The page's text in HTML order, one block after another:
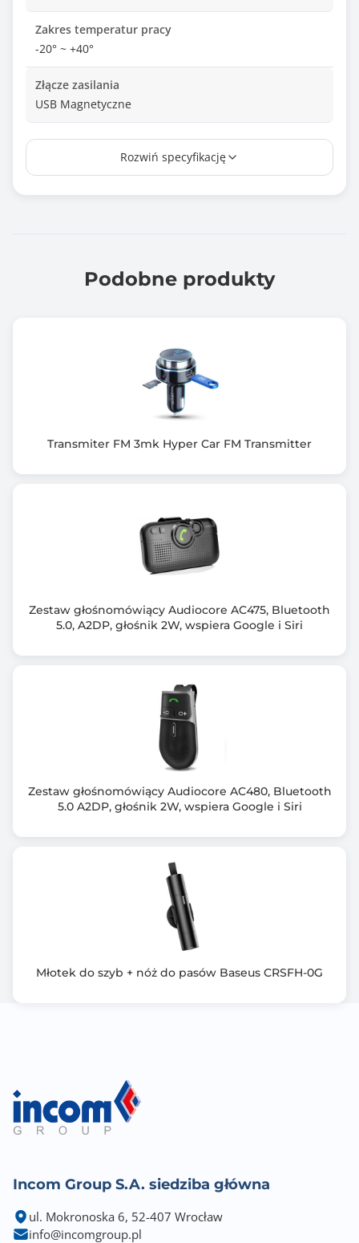
Zakres temperatur pracy
-20° ~ +40°
Złącze zasilania
USB Magnetyczne
Prąd zasilania
Bateria
Do 10h światła
Wymiary [G x S x W] (mm)
275 x 214 x 159
Waga (g)
12
7
Wyposażenie dodatkowe
Elegancki pokrowiec na kask
Magnetyczny kabel USB do ładowania
Nie
Port ładowani: magnetyczny USB
Czujnik upadku & Alert SOS
Trzy tryby oświetlenia
Rozwiń specyfikację
Podobne produkty
Transmiter FM 3mk Hyper Car FM Transmitter
Zestaw głośnomówiący Audiocore AC475, Bluetooth
5.0, A2DP, głośnik 2W, wspiera Google i Siri
Zestaw głośnomówiący Audiocore AC480, Bluetooth
5.0 A2DP, głośnik 2W, wspiera Google i Siri
Młotek do szyb + nóż do pasów Baseus CRSFH-0G
Incom Group S.A. siedziba główna
ul. Mokronoska 6, 52-407 Wrocław
info@incomgroup.pl